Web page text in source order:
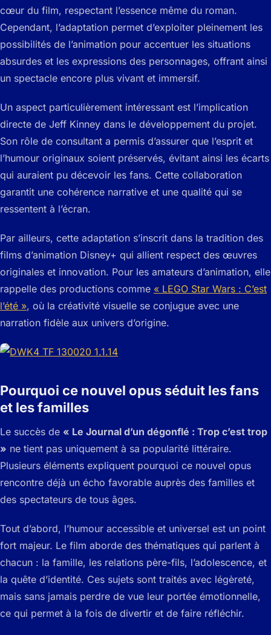
cœur du film, respectant l’essence même du roman.
Cependant, l’adaptation permet d’exploiter pleinement les
possibilités de l’animation pour accentuer les situations
absurdes et les expressions des personnages, offrant ainsi
un spectacle encore plus vivant et immersif.
Un aspect particulièrement intéressant est l’implication
directe de Jeff Kinney dans le développement du projet.
Son rôle de consultant a permis d’assurer que l’esprit et
l’humour originaux soient préservés, évitant ainsi les écarts
qui auraient pu décevoir les fans. Cette collaboration
garantit une cohérence narrative et une qualité qui se
ressentent à l’écran.
Par ailleurs, cette adaptation s’inscrit dans la tradition des
films d’animation Disney+ qui allient respect des œuvres
originales et innovation. Pour les amateurs d’animation, elle
rappelle des productions comme « LEGO Star Wars : C’est
l’été », où la créativité visuelle se conjugue avec une
narration fidèle aux univers d’origine.
Pourquoi ce nouvel opus séduit les fans
et les familles
Le succès de « Le Journal d’un dégonflé : Trop c’est trop
» ne tient pas uniquement à sa popularité littéraire.
Plusieurs éléments expliquent pourquoi ce nouvel opus
rencontre déjà un écho favorable auprès des familles et
des spectateurs de tous âges.
Tout d’abord, l’humour accessible et universel est un point
fort majeur. Le film aborde des thématiques qui parlent à
chacun : la famille, les relations père-fils, l’adolescence, et
la quête d’identité. Ces sujets sont traités avec légèreté,
mais sans jamais perdre de vue leur portée émotionnelle,
ce qui permet à la fois de divertir et de faire réfléchir.